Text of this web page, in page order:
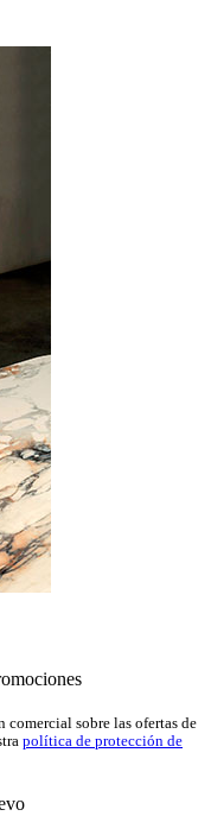
sobre las ofertas de
política de protección de